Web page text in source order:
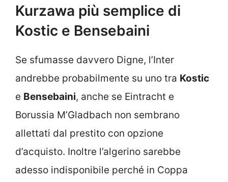
Kurzawa più semplice di
Kostic e Bensebaini
Se sfumasse davvero Digne, l’Inter
andrebbe probabilmente su uno tra Kostic
e Bensebaini, anche se Eintracht e
Borussia M’Gladbach non sembrano
allettati dal prestito con opzione
d’acquisto. Inoltre l’algerino sarebbe
adesso indisponibile perché in Coppa